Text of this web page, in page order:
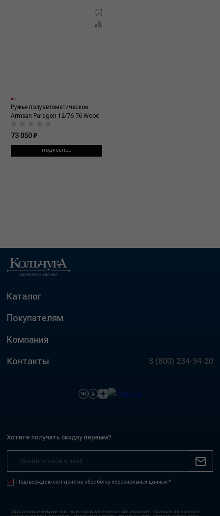
Ружье полуавтоматическое
Armsan Paragon 12/76 76 Wood
73 050 ₽
ПОДРОБНЕЕ
Каталог
Покупателям
Компания
Контакты 8 (800) 234-94-20
Хотите получать скидку первым?
Подтверждаю согласие на обработку персональных данных *
Обращаем ваше внимание на то, что вся представленная на сайте информация, касающаяся технических